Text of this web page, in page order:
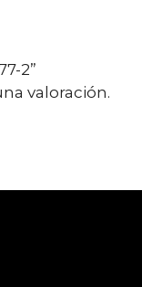
2”
valoración.